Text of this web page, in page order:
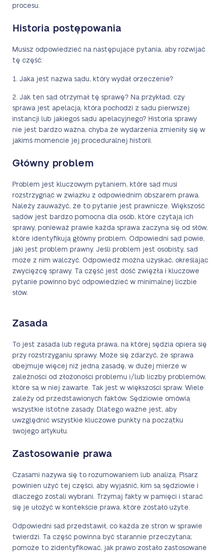
procesu.
Historia postępowania
Musisz odpowiedzieć na następujące pytania, aby rozwijać
tę część:
Jaka jest nazwa sądu, który wydał orzeczenie?
Jak ten sąd otrzymał tę sprawę? Na przykład, czy
sprawa jest apelacją, która pochodzi z sądu pierwszej
instancji lub jakiegoś sądu apelacyjnego? Historia sprawy
nie jest bardzo ważna, chyba że wydarzenia zmieniły się w
jakimś momencie jej proceduralnej historii.
Główny problem
Problem jest kluczowym pytaniem, które sąd musi
rozstrzygnąć w związku z odpowiednim obszarem prawa.
Należy zauważyć, że to pytanie jest prawnicze. Większość
sądów jest bardzo pomocna dla osób, które czytają ich
sprawy, ponieważ prawie każda sprawa zaczyna się od słów,
które identyfikują główny problem. Odpowiedni sąd powie,
jaki jest problem prawny. Jeśli problem jest osobisty, sąd
może z nim walczyć. Odpowiedź można uzyskać, określając
zwycięzcę sprawy. Ta część jest dość zwięzła i kluczowe
pytanie powinno być odpowiedzieć w minimalnej liczbie
słów.
Zasada
To jest zasada lub reguła prawa, na której sędzia opiera się
przy rozstrzyganiu sprawy. Może się zdarzyć, że sprawa
obejmuje więcej niż jedną zasadę, w dużej mierze w
zależności od złożoności problemu i/lub liczby problemów,
które są w niej zawarte. Tak jest w większości spraw. Wiele
zależy od przedstawionych faktów. Sędziowie omówią
wszystkie istotne zasady. Dlatego ważne jest, aby
uwzględnić wszystkie kluczowe punkty na początku
swojego artykułu.
Zastosowanie prawa
Czasami nazywa się to rozumowaniem lub analizą. Pisarz
powinien użyć tej części, aby wyjaśnić, kim są sędziowie i
dlaczego zostali wybrani. Trzymaj fakty w pamięci i starać
się je ułożyć w kontekście prawa, które zostało użyte.
Odpowiedni sąd przedstawił, co każda ze stron w sprawie
twierdzi. Ta część powinna być starannie przeczytana;
pomoże to zidentyfikować, jak prawo zostało zastosowane